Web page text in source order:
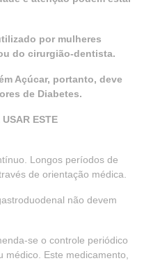
por mulheres
do cirurgião-dentista.
Açúcar, portanto, deve
de Diabetes.
ESTE
Longos períodos de
de orientação médica.
não devem
se o controle periódico
Este medicamento,